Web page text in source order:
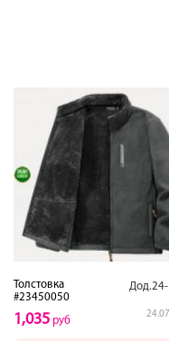
Толстовка
#23450050
1,035 руб